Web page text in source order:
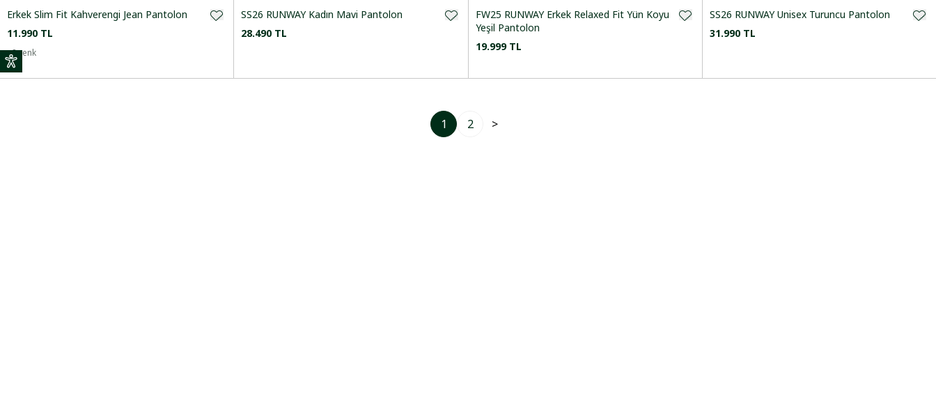
DESEN
Erkek Slim Fit Kahverengi Jean Pantolon
11.990 TL
+8renk
SS26 RUNWAY Kadın Mavi Pantolon
28.490 TL
FW25 RUNWAY Erkek Relaxed Fit Yün Koyu
Yeşil Pantolon
19.999 TL
SS26 RUNWAY Unisex Turuncu Pantolon
31.990 TL
1 2 >